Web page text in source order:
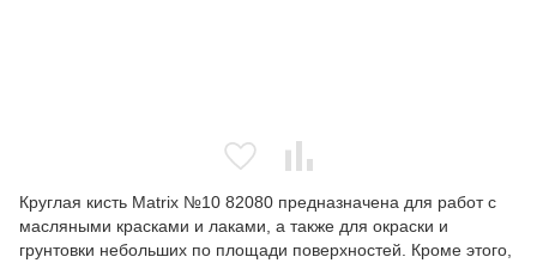
Круглая кисть Matrix №10 82080 предназначена для работ с
масляными красками и лаками, а также для окраски и
грунтовки небольших по площади поверхностей. Кроме этого,